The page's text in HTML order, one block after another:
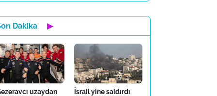
Dakika ▶
uzaydan
İsrail yine saldırdı